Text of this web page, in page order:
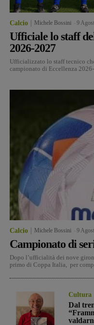
Calcio Michele Bossini 9
Ufficiale lo staff
2026-2027
Ufficializzato lo staff tecnico
campionato di Eccellenza
Calcio Michele Bossini 9
Campionato di
Dopo l’ufficialità dei nove
primo di Coppa Italia, per
Cultura
Dal